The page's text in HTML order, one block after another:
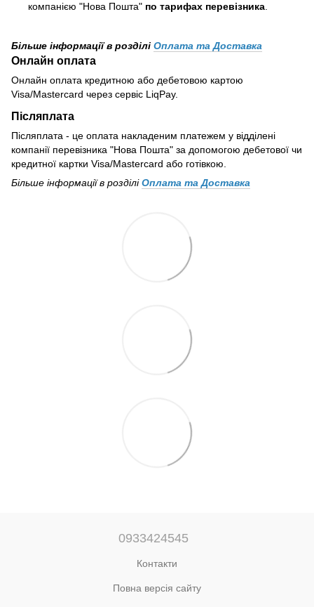
компанією "Нова Пошта" по тарифах перевізника.
Більше інформації в розділі Оплата та Доставка
Онлайн оплата
Онлайн оплата кредитною або дебетовою картою
Visa/Mastercard через сервіс LiqPay.
Післяплата
Післяплата - це оплата накладеним платежем у відділені
компанії перевізника "Нова Пошта" за допомогою дебетової чи
кредитної картки Visa/Mastercard або готівкою.
Більше інформації в розділіОплата та Доставка
0933424545
Контакти
Повна версія сайту